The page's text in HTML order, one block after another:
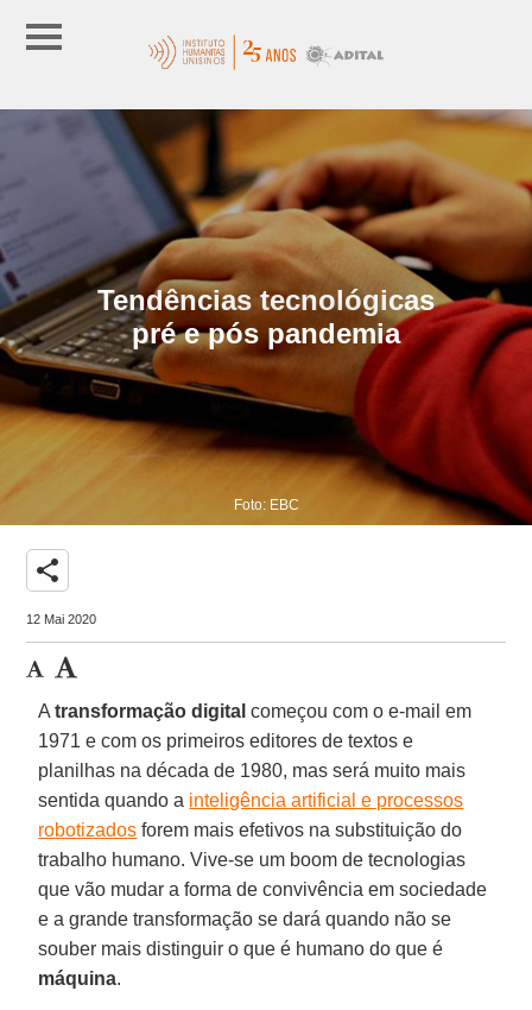
Tendências tecnológicas
pré e pós pandemia
Foto: EBC
share
12 Mai 2020
Atransformação digital começou com o e-mail em
1971 e com os primeiros editores de textos e
planilhas na década de 1980, mas será muito mais
sentida quando a inteligência artificial e processos
robotizados forem mais efetivos na substituição do
trabalho humano. Vive-se um boom de tecnologias
que vão mudar a forma de convivência em sociedade
e a grande transformação se dará quando não se
souber mais distinguir o que é humano do que é
máquina.